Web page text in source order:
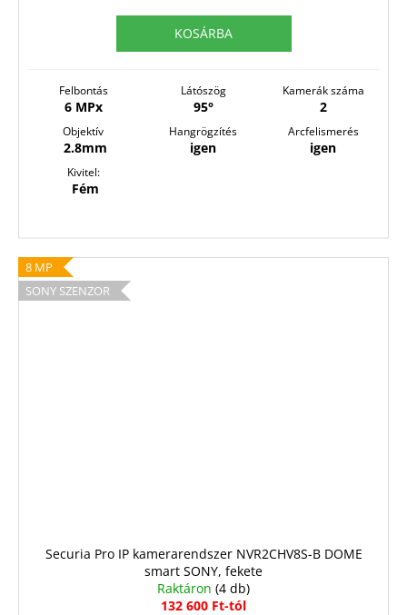
KOSÁRBA
Felbontás
6 MPx
Látószög
95°
Kamerák száma
2
Objektív
2.8mm
Hangrögzítés
igen
Arcfelismerés
igen
Kivitel:
Fém
8 MP
SONY SZENZOR
Securia Pro IP kamerarendszer NVR2CHV8S-B DOME
smart SONY, fekete
Raktáron (4 db)
132 600 Ft-tól